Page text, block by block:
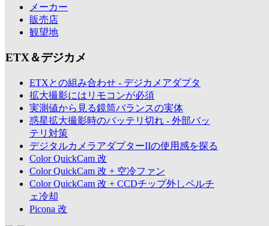
メーカー
販売店
観望地
ETX＆デジカメ
ETXとの組み合わせ - デジカメアダプタ
拡大撮影にはリモコンが必須
実測値から見る鏡筒バランスの実体
惑星拡大撮影時のバッテリ切れ - 外部バッ
テリ対策
デジタルカメラアダプターIIの使用感を探る
Color QuickCam 改
Color QuickCam 改 + 空冷ファン
Color QuickCam 改 + CCDチップ外しペルチ
ェ冷却
Picona 改